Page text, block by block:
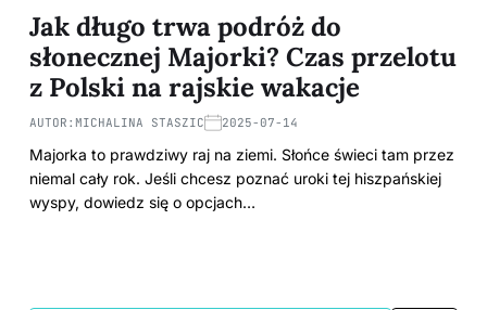
Jak długo trwa podróż do
słonecznej Majorki? Czas przelotu
z Polski na rajskie wakacje
AUTOR: MICHALINA STASZIC 2025-07-14
Majorka to prawdziwy raj na ziemi. Słońce świeci tam przez
niemal cały rok. Jeśli chcesz poznać uroki tej hiszpańskiej
wyspy, dowiedz się o opcjach…